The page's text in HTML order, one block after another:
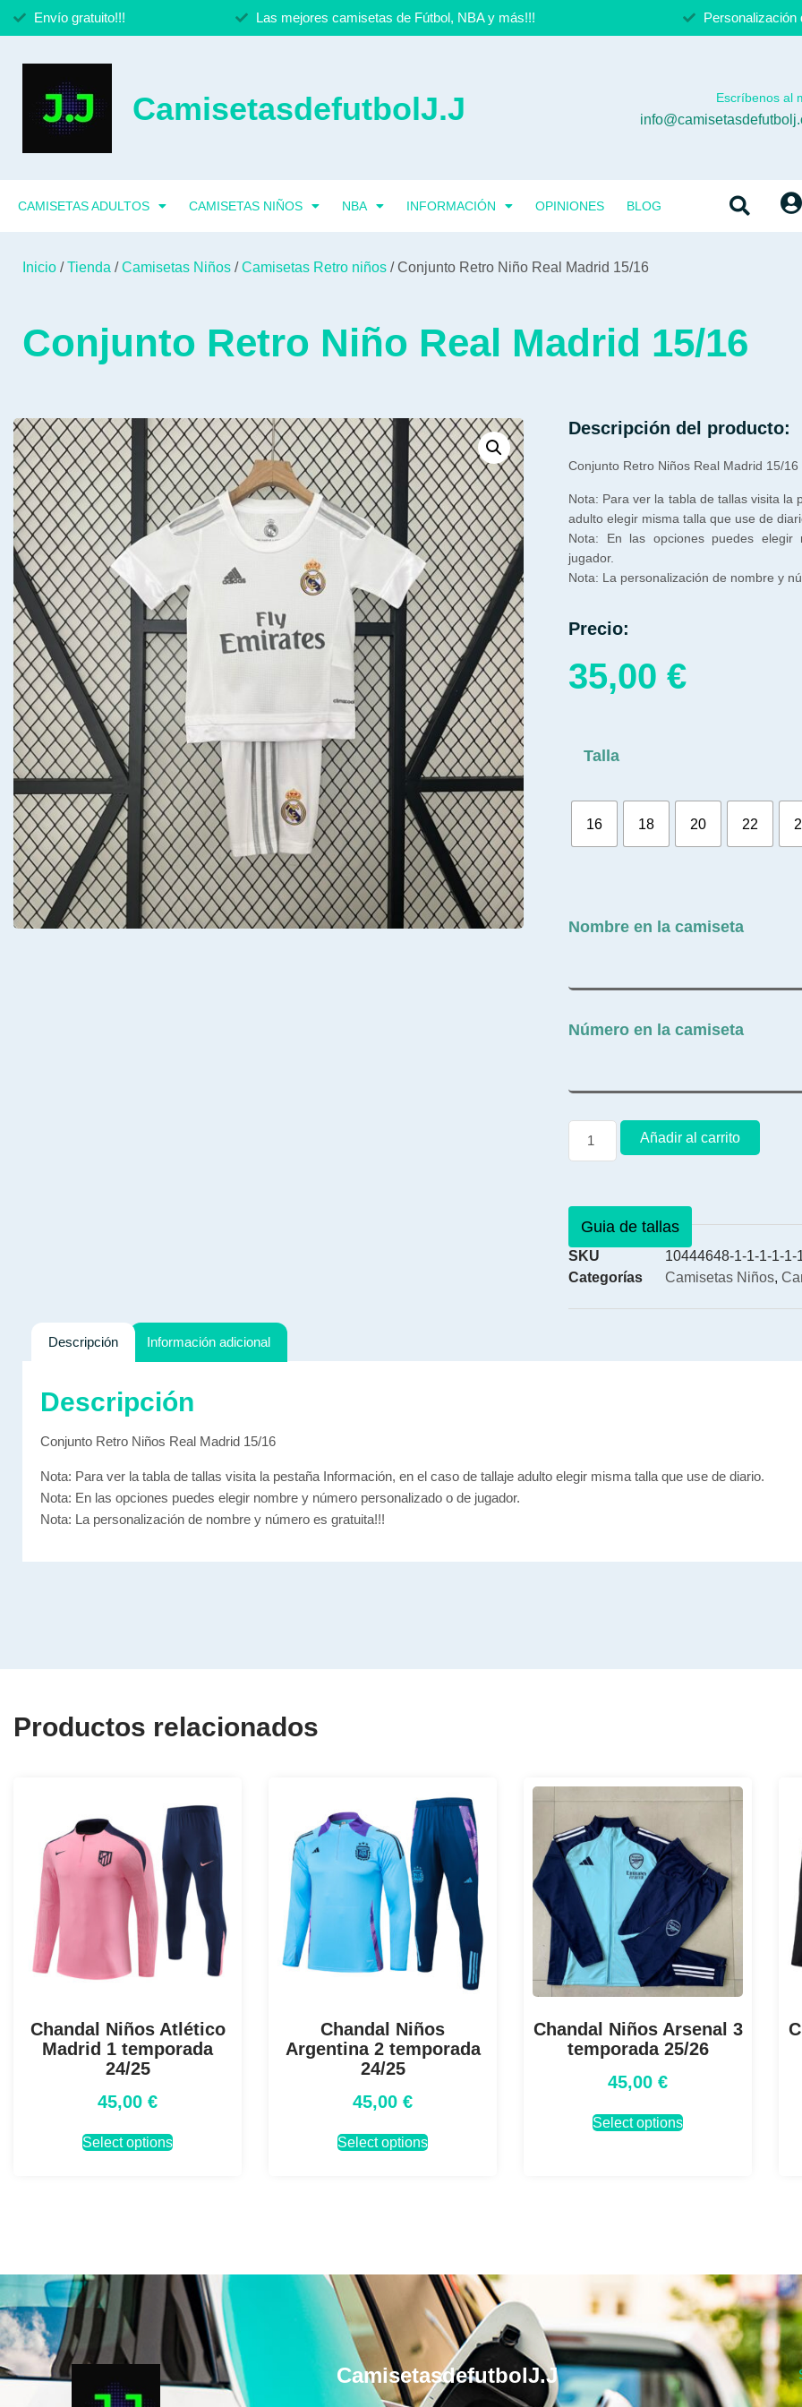
Envío gratuito!!! Las mejores camisetas de Fútbol, NBA y más!!! Personalización
CamisetasdefutbolJ.J Escríbenos al
CAMISETAS ADULTOS CAMISETAS NIÑOS NBA INFORMACIÓN OPINIONES BLOG
Inicio /Tienda /Camisetas Niños /Camisetas Retro niños / Conjunto Retro Niño Real Madrid 15/16
Conjunto Retro Niño Real Madrid 15/16
Descripción del producto:
Conjunto Retro Niños Real Madrid 15/16
Nota: Para ver la tabla de tallas visita la
adulto elegir misma talla que use de
Nota: En las opciones puedes
jugador.
Nota: La personalización de nombre y
Precio:
35,00 €
Talla
16 18 20 22
Nombre en la camiseta
Número en la camiseta
Añadir al carrito
Guia de tallas
SKU
10444648-1-1-1-1-1-
Categorías
Camisetas Niños,
Descripción Información adicional
Descripción
Conjunto Retro Niños Real Madrid 15/16
Nota: Para ver la tabla de tallas visita la pestaña Información, en el caso de tallaje adulto elegir misma talla que use de diario.
Nota: En las opciones puedes elegir nombre y número personalizado o de jugador.
Nota: La personalización de nombre y número es gratuita!!!
Productos relacionados
Chandal Niños Atlético
Madrid 1 temporada
24/25
45,00 €
Select options
Chandal Niños
Argentina 2 temporada
24/25
45,00 €
Select options
Chandal Niños Arsenal 3
temporada 25/26
45,00 €
Select options
CamisetasdefutbolJ.J